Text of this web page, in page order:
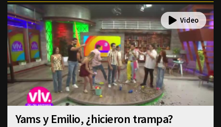
Yams y Emilio, ¿hicieron trampa?